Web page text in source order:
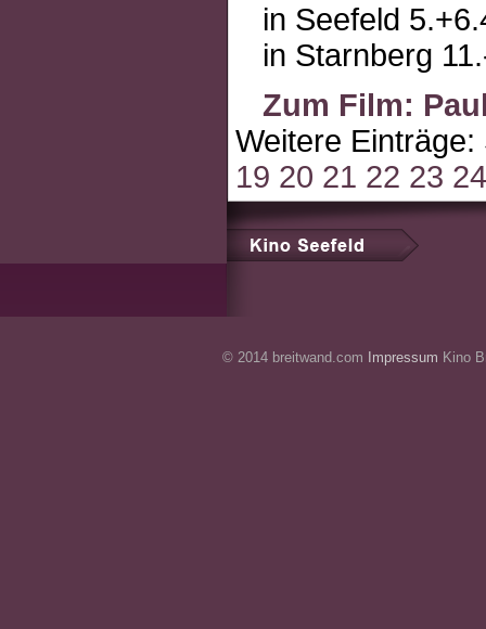
in Seefeld
in Starnberg
Zum Film:
Weitere
19 20 21 22 23 24
© 2014 breitwand.com Impressum Kino